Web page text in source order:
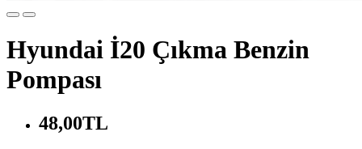
Hyundai İ20 Çıkma Benzin
Pompası
48,00TL